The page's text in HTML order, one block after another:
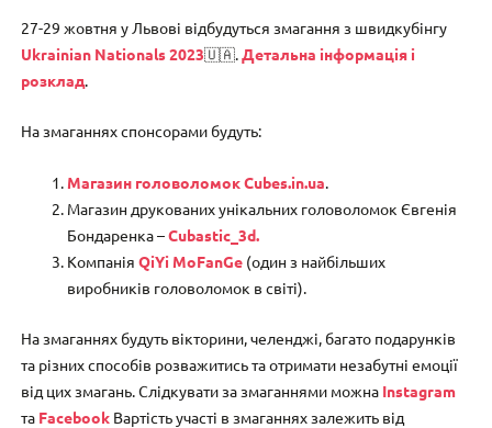
27-29 жовтня у Львові відбудуться змагання з швидкубінгу
Ukrainian Nationals 2023🇺🇦.Детальна інформація і
розклад.
На змаганнях спонсорами будуть:
Магазин головоломок Cubes.in.ua
Магазин друкованих унікальних головоломок Євгенія
Бондаренка –Cubastic_3d.
Компанія QiYi MoFanGe(один з найбільших
виробників головоломок в світі).
На змаганнях будуть вікторини, челенджі, багато подарунків
та різних способів розважитись та отримати незабутні емоції
від цих змагань. Слідкувати за змаганнями можна Instagram
та Facebook Вартість участі в змаганнях залежить від